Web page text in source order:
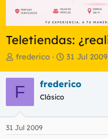
Teletiendas:
I
i
c
i
a
d
o
frederico
F
h
e
31 Jul 2009
F frederico
Clásico
31 Jul 2009